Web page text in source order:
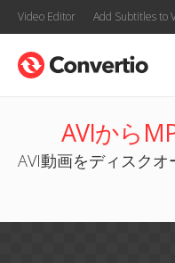
Video Editor Add Subtitles to
AVIから
AVI動画をディスク